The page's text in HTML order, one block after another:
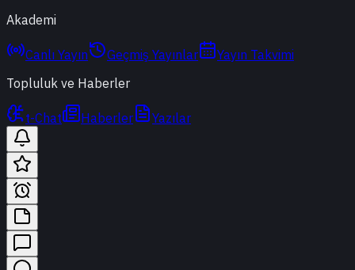
Akademi
Canlı Yayın Geçmiş Yayınlar
Yayın Takvimi
Topluluk ve Haberler
t-Chat Haberler Yazılar